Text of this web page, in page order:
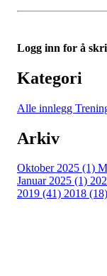
Logg inn for å
Kategori
Alle innlegg
Arkiv
Oktober 2025 (1)
Januar 2025 (1)
2019 (41) 2018 (18)